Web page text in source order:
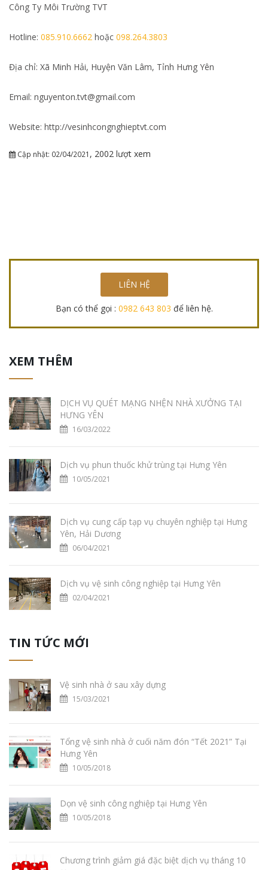
Công Ty Môi Trường TVT
Hotline: 085.910.6662 hoặc 098.264.3803
Địa chỉ: Xã Minh Hải, Huyện Văn Lâm, Tỉnh Hưng Yên
Email: nguyenton.tvt@gmail.com
Website: http://vesinhcongnghieptvt.com
Cập nhật: 02/04/2021 , 2002 lượt xem
LIÊN HỆ
Bạn có thể gọi : 0982 643 803 để liên hệ.
XEM THÊM
DỊCH VỤ QUÉT MẠNG NHỆN NHÀ XƯỞNG TẠI
HƯNG YÊN
16/03/2022
Dịch vụ phun thuốc khử trùng tại Hưng Yên
10/05/2021
Dịch vụ cung cấp tạp vụ chuyên nghiệp tại Hưng
Yên, Hải Dương
06/04/2021
Dịch vụ vệ sinh công nghiệp tại Hưng Yên
02/04/2021
TIN TỨC MỚI
Vệ sinh nhà ở sau xây dựng
15/03/2021
Tổng vệ sinh nhà ở cuối năm đón “Tết 2021” Tại
Hưng Yên
10/05/2018
Dọn vệ sinh công nghiệp tại Hưng Yên
10/05/2018
Chương trình giảm giá đặc biệt dịch vụ tháng 10